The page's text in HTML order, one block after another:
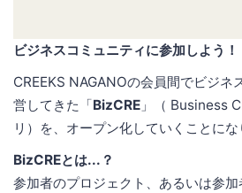
ビジネスコミュニティに参加しよう！
CREEKS NAGANOの会員間でビジネ
営してきた「BizCRE 」（ Business
リ）を、オープン化していくことにな
BizCREとは...？
参加者のプロジェクト、あるいは参